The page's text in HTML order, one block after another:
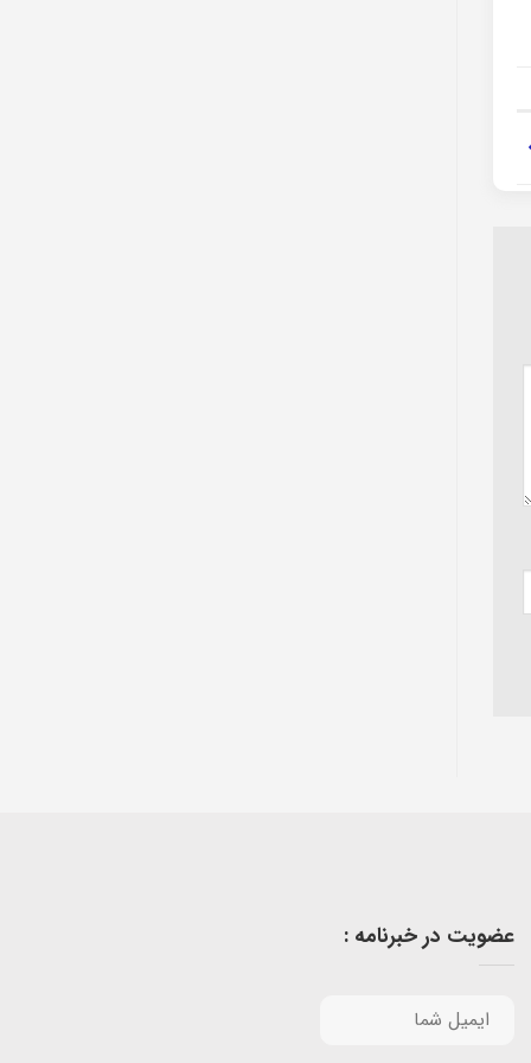
عضویت در خبرنامه :